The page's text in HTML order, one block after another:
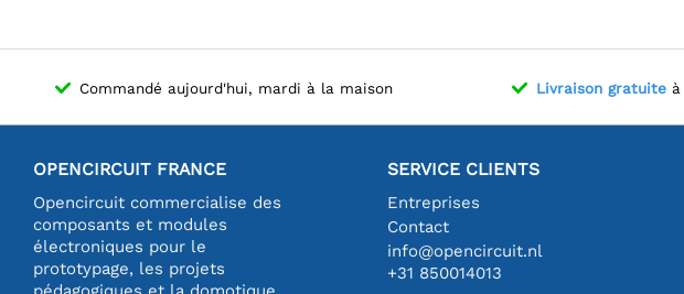
Commandé aujourd'hui, mardi à la maison Livraison gratuite à
OPENCIRCUIT FRANCE
Opencircuit commercialise des
composants et modules
électroniques pour le
prototypage, les projets
SERVICE CLIENTS
Entreprises
Contact
info@opencircuit.nl
+31 850014013